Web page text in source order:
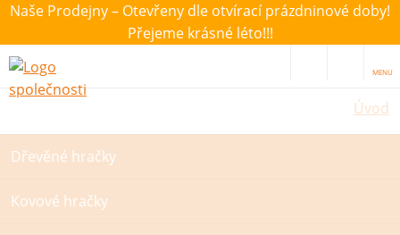
Naše Prodejny – Otevřeny dle otvírací prázdninové doby!
Přejeme krásné léto!!!
MENU
Úvod
Dřevěné hračky
Kovové hračky